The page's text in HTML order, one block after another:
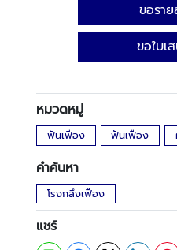
ขอราย
ขอใบเ
หมวดหมู่
ฟันเฟือง ฟันเฟือง
คำค้นหา
โรงกลึงเฟือง
แชร์